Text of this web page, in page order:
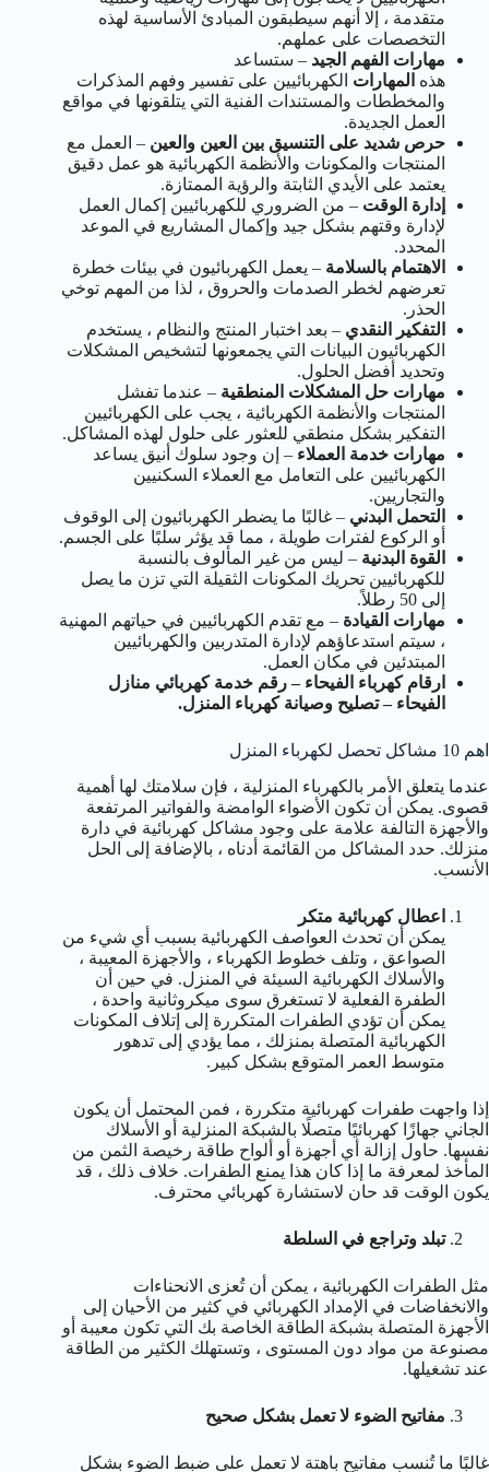
متقدمة ، إلا أنهم سيطبقون المبادئ الأساسية لهذه
التخصصات على عملهم.
مهارات الفهم الجيد – ستساعد
هذه المهارات الكهربائيين على تفسير وفهم المذكرات
والمخططات والمستندات الفنية التي يتلقونها في مواقع
العمل الجديدة.
حرص شديد على التنسيق بين العين والعين – العمل مع
المنتجات والمكونات والأنظمة الكهربائية هو عمل دقيق
يعتمد على الأيدي الثابتة والرؤية الممتازة.
إدارة الوقت – من الضروري للكهربائيين إكمال العمل
لإدارة وقتهم بشكل جيد وإكمال المشاريع في الموعد
المحدد.
الاهتمام بالسلامة – يعمل الكهربائيون في بيئات خطرة
تعرضهم لخطر الصدمات والحروق ، لذا من المهم توخي
الحذر.
التفكير النقدي – بعد اختبار المنتج والنظام ، يستخدم
الكهربائيون البيانات التي يجمعونها لتشخيص المشكلات
وتحديد أفضل الحلول.
مهارات حل المشكلات المنطقية – عندما تفشل
المنتجات والأنظمة الكهربائية ، يجب على الكهربائيين
التفكير بشكل منطقي للعثور على حلول لهذه المشاكل.
مهارات خدمة العملاء – إن وجود سلوك أنيق يساعد
الكهربائيين على التعامل مع العملاء السكنيين
والتجاريين.
التحمل البدني – غالبًا ما يضطر الكهربائيون إلى الوقوف
أو الركوع لفترات طويلة ، مما قد يؤثر سلبًا على الجسم.
القوة البدنية – ليس من غير المألوف بالنسبة
للكهربائيين تحريك المكونات الثقيلة التي تزن ما يصل
إلى 50 رطلاً.
مهارات القيادة – مع تقدم الكهربائيين في حياتهم المهنية
، سيتم استدعاؤهم لإدارة المتدربين والكهربائيين
المبتدئين في مكان العمل.
ارقام كهرباء الفيحاء – رقم خدمة كهربائي منازل
الفيحاء – تصليح وصيانة كهرباء المنزل.
اهم 10 مشاكل تحصل لكهرباء المنزل
عندما يتعلق الأمر بالكهرباء المنزلية ، فإن سلامتك لها أهمية
قصوى. يمكن أن تكون الأضواء الوامضة والفواتير المرتفعة
والأجهزة التالفة علامة على وجود مشاكل كهربائية في دارة
منزلك. حدد المشاكل من القائمة أدناه ، بالإضافة إلى الحل
الأنسب.
اعطال كهربائية متكر
يمكن أن تحدث العواصف الكهربائية بسبب أي شيء من
الصواعق ، وتلف خطوط الكهرباء ، والأجهزة المعيبة ،
والأسلاك الكهربائية السيئة في المنزل. في حين أن
الطفرة الفعلية لا تستغرق سوى ميكروثانية واحدة ،
يمكن أن تؤدي الطفرات المتكررة إلى إتلاف المكونات
الكهربائية المتصلة بمنزلك ، مما يؤدي إلى تدهور
متوسط ​​العمر المتوقع بشكل كبير.
إذا واجهت طفرات كهربائية متكررة ، فمن المحتمل أن يكون
الجاني جهازًا كهربائيًا متصلًا بالشبكة المنزلية أو الأسلاك
نفسها. حاول إزالة أي أجهزة أو ألواح طاقة رخيصة الثمن من
المأخذ لمعرفة ما إذا كان هذا يمنع الطفرات. خلاف ذلك ، قد
يكون الوقت قد حان لاستشارة كهربائي محترف.
تبلد وتراجع في السلطة
مثل الطفرات الكهربائية ، يمكن أن تُعزى الانحناءات
والانخفاضات في الإمداد الكهربائي في كثير من الأحيان إلى
الأجهزة المتصلة بشبكة الطاقة الخاصة بك التي تكون معيبة أو
مصنوعة من مواد دون المستوى ، وتستهلك الكثير من الطاقة
عند تشغيلها.
مفاتيح الضوء لا تعمل بشكل صحيح
غالبًا ما تُنسب مفاتيح باهتة لا تعمل على ضبط الضوء بشكل